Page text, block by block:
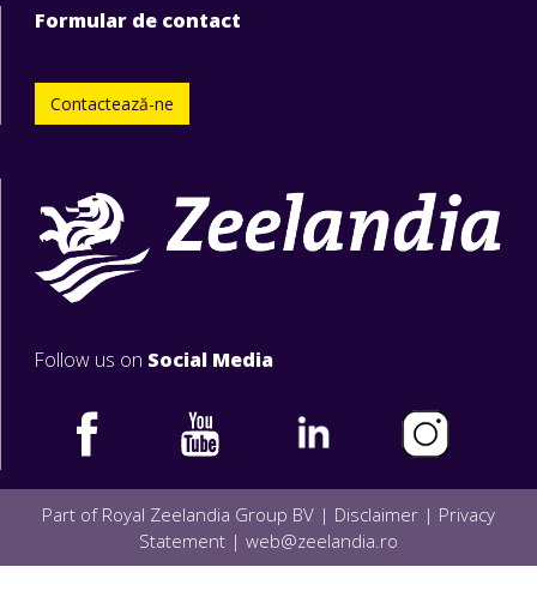
Formular de contact
Contactează-ne
Follow us on Social Media
Part of Royal Zeelandia Group BV | Disclaimer | Privacy
Statement | web@zeelandia.ro